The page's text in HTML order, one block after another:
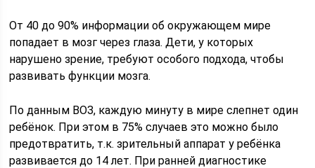
От 40 до 90% информации об окружающем мире
попадает в мозг через глаза. Дети, у которых
нарушено зрение, требуют особого подхода, чтобы
развивать функции мозга.
По данным ВОЗ, каждую минуту в мире слепнет один
ребёнок. При этом в 75% случаев это можно было
предотвратить, т.к. зрительный аппарат у ребёнка
развивается до 14 лет. При ранней диагностике